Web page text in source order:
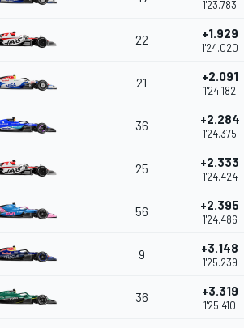
1'23.783
22 +1.929
1'24.020
21 +2.091
1'24.182
36 +2.284
1'24.375
25 +2.333
1'24.424
56 +2.395
1'24.486
9 +3.148
1'25.239
36 +3.319
1'25.410